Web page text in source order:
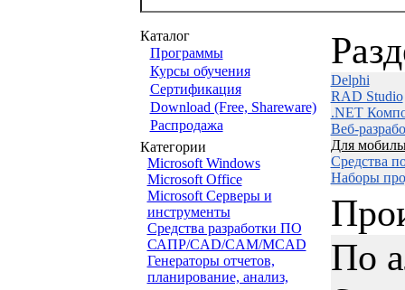
Каталог
Программы
Курсы обучения
Сертификация
Download (Free, Shareware)
Распродажа
Категории
Microsoft Windows
Microsoft Office
Microsoft Серверы и
инструменты
Средства разработки ПО
САПР/CAD/CAM/MCAD
Генераторы отчетов,
планирование, анализ,
Delphi
RAD Studio
.NET
Веб-
Для
Средства
Наборы
По